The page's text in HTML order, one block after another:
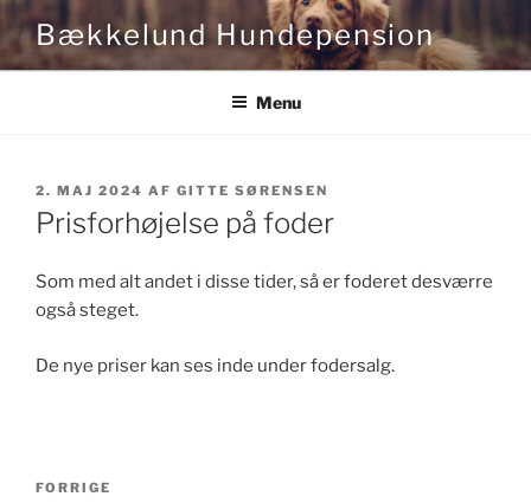
Videre
til
indhold
Bækkelund Hundepension
Menu
UDGIVET
DEN
2. MAJ 2024 AF GITTE SØRENSEN
Prisforhøjelse på foder
Som med alt andet i disse tider, så er foderet desværre
også steget.
De nye priser kan ses inde under fodersalg.
Indlægsnavigation
Forrige
FORRIGE